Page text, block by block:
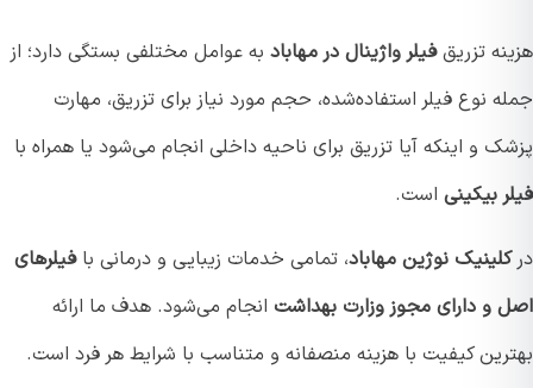
تزریقفیلر واژینال در مهابادبه عوامل مختلفی بستگی دارد؛ از
نوع فیلر استفاده‌شده، حجم مورد نیاز برای تزریق، مهارت
و اینکه آیا تزریق برای ناحیه داخلی انجام می‌شود یا همراه با
بیکینیاست.
نوژین مهاباد، تمامی خدمات زیبایی و درمانی بافیلرهای
و دارای مجوز وزارت بهداشتانجام می‌شود. هدف ما ارائه
کیفیت با هزینه منصفانه و متناسب با شرایط هر فرد است.